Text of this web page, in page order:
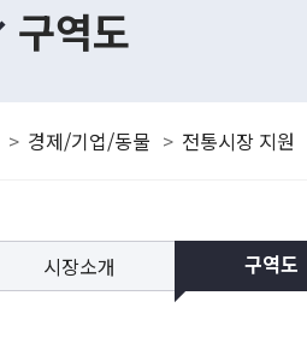
구역도
경제/기업/동물 전통시장 지원
시장소개 구역도